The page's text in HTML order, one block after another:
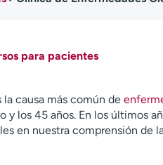
para pacientes
causa más común de
los 45 años. En los últimos
en nuestra comprensión de